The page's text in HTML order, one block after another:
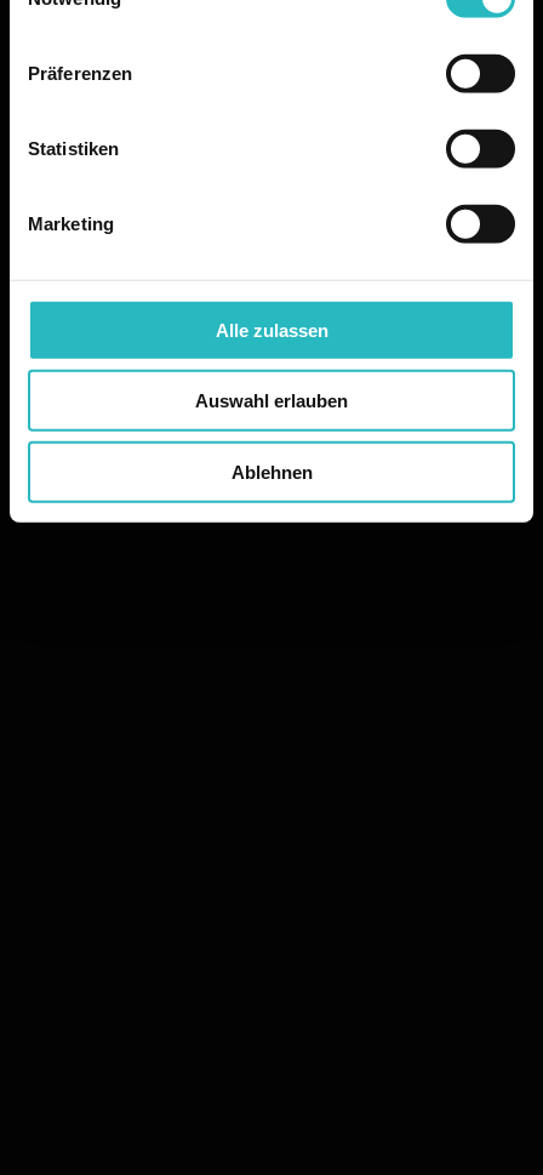
Präferenzen
Statistiken
Marketing
Alle zulassen
Auswahl erlauben
Ablehnen